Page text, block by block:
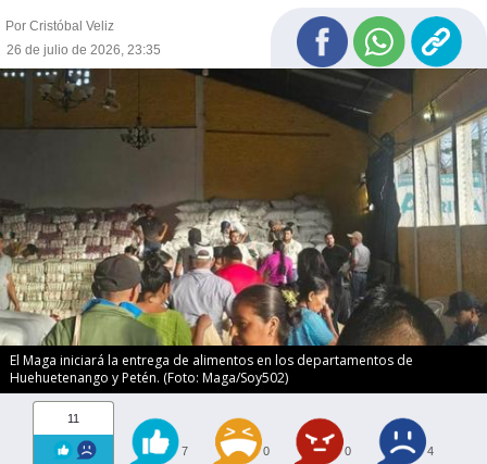
Por Cristóbal Veliz
26 de julio de 2026, 23:35
El Maga iniciará la entrega de alimentos en los departamentos de
Huehuetenango y Petén. (Foto: Maga/Soy502)
11
7 0 0 4